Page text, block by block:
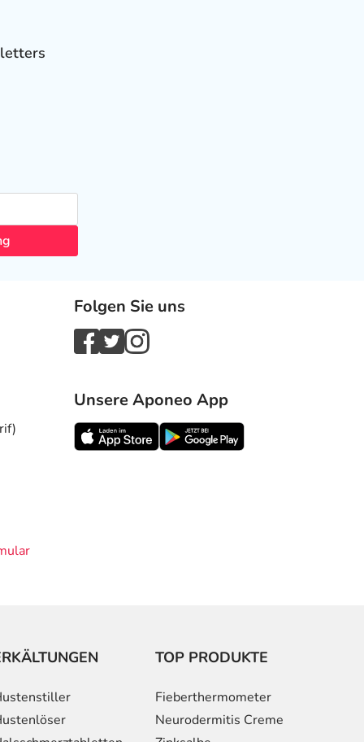
Folgen Sie uns
Unsere Aponeo App
TOP PRODUKTE
Fieberthermometer
Neurodermitis Creme